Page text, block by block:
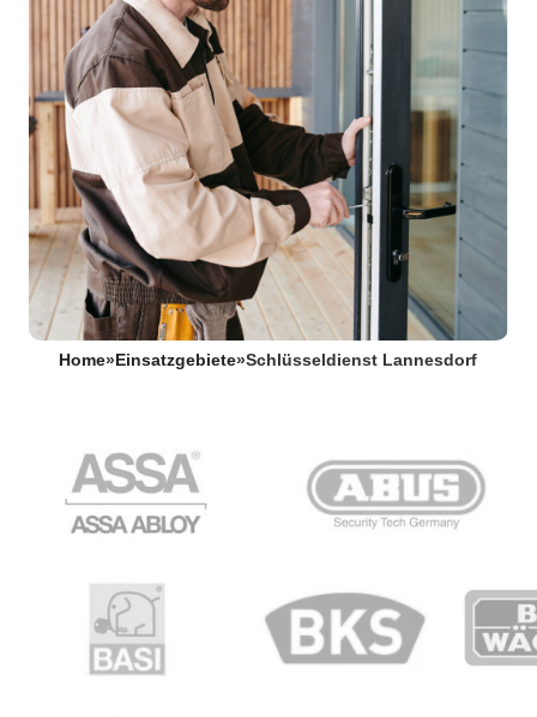
Home» Einsatzgebiete»Schlüsseldienst Lannesdorf